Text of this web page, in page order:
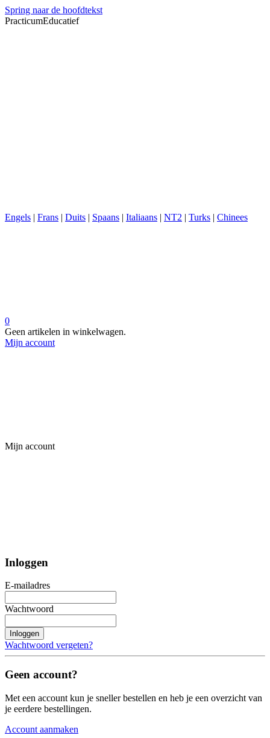
Spring naar de hoofdtekst
PracticumEducatief
Engels | Frans | Duits | Spaans | Italiaans | NT2 | Turks | Chinees
0
Geen artikelen in winkelwagen.
Mijn account
Mijn account
Inloggen
E-mailadres
Wachtwoord
Inloggen
Wachtwoord vergeten?
Geen account?
Met een account kun je sneller bestellen en heb je een overzicht van
je eerdere bestellingen.
Account aanmaken